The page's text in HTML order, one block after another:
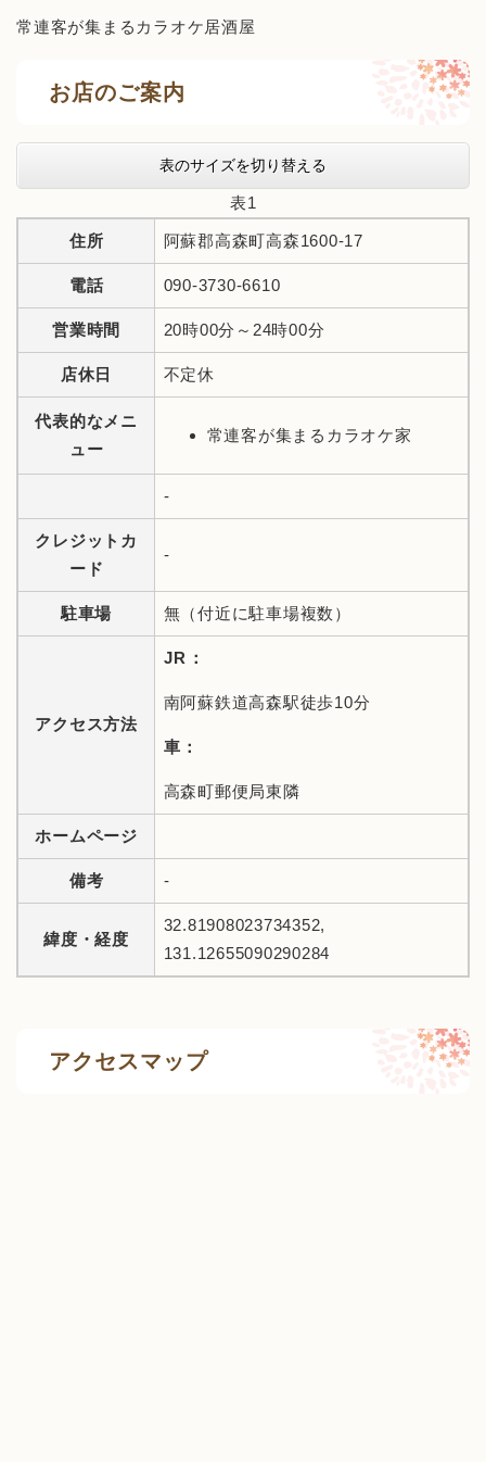
常連客が集まるカラオケ居酒屋
お店のご案内
表のサイズを切り替える
表1
住所 阿蘇郡高森町高森1600-17
電話 090-3730-6610
営業時間 20時00分～24時00分
店休日 不定休
代表的なメニ
ュー
常連客が集まるカラオケ家
-
クレジットカ
ード
-
駐車場 無（付近に駐車場複数）
アクセス方法
JR：
南阿蘇鉄道高森駅徒歩10分
車：
高森町郵便局東隣
ホームページ
備考 -
緯度・経度
32.81908023734352,
131.12655090290284
アクセスマップ